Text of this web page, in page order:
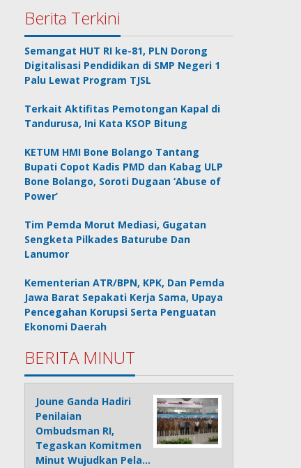
Berita Terkini
Semangat HUT RI ke-81, PLN Dorong
Digitalisasi Pendidikan di SMP Negeri 1
Palu Lewat Program TJSL
Terkait Aktifitas Pemotongan Kapal di
Tandurusa, Ini Kata KSOP Bitung
KETUM HMI Bone Bolango Tantang
Bupati Copot Kadis PMD dan Kabag ULP
Bone Bolango, Soroti Dugaan ‘Abuse of
Power’
Tim Pemda Morut Mediasi, Gugatan
Sengketa Pilkades Baturube Dan
Lanumor
Kementerian ATR/BPN, KPK, Dan Pemda
Jawa Barat Sepakati Kerja Sama, Upaya
Pencegahan Korupsi Serta Penguatan
Ekonomi Daerah
BERITA MINUT
Joune Ganda Hadiri
Penilaian
Ombudsman RI,
Tegaskan Komitmen
Minut Wujudkan Pela…